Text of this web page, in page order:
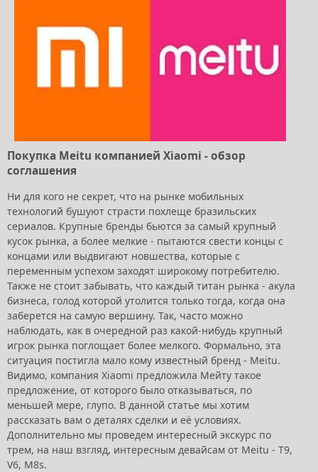
Покупка Meitu компанией Xiaomi - обзор
соглашения
Ни для кого не секрет, что на рынке мобильных
технологий бушуют страсти похлеще бразильских
сериалов. Крупные бренды бьются за самый крупный
кусок рынка, а более мелкие - пытаются свести концы с
концами или выдвигают новшества, которые с
переменным успехом заходят широкому потребителю.
Также не стоит забывать, что каждый титан рынка - акула
бизнеса, голод которой утолится только тогда, когда она
заберется на самую вершину. Так, часто можно
наблюдать, как в очередной раз какой-нибудь крупный
игрок рынка поглощает более мелкого. Формально, эта
ситуация постигла мало кому известный бренд - Meitu.
Видимо, компания Xiaomi предложила Мейту такое
предложение, от которого было отказываться, по
меньшей мере, глупо. В данной статье мы хотим
рассказать вам о деталях сделки и её условиях.
Дополнительно мы проведем интересный экскурс по
трем, на наш взгляд, интересным девайсам от Meitu - T9,
V6, M8s.